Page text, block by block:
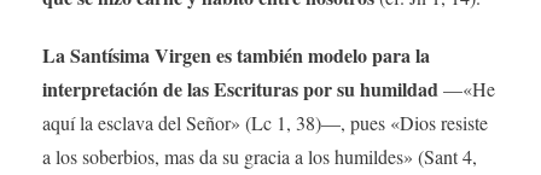
La Santísima Virgen es también modelo para la
interpretación de las Escrituras por su humildad —«He
aquí la esclava del Señor» (Lc 1, 38)—, pues «Dios resiste
a los soberbios, mas da su gracia a los humildes» (Sant 4,